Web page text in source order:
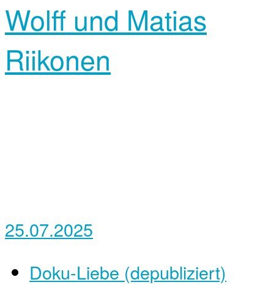
Wolff und Matias
Riikonen
25.07.2025
Doku-Liebe (depubliziert)